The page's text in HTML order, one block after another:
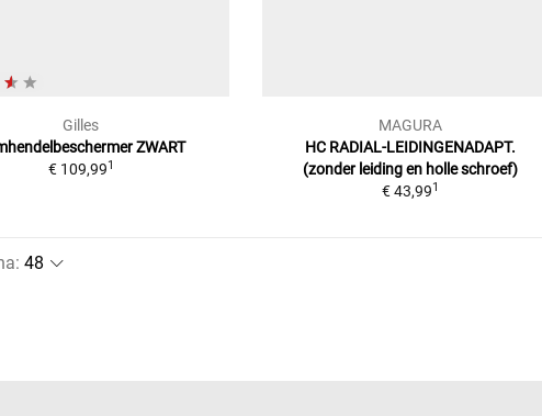
Gilles
ZWART
€ 109,991
MAGURA
HC RADIAL-LEIDINGENADAPT.
(zonder leiding en holle schroef)
€ 43,991
: